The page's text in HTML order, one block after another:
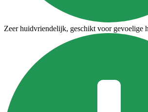
Zeer huidvriendelijk, geschikt voor gevoelige